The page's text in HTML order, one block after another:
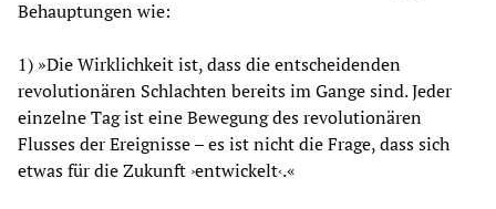
Behauptungen wie:
1) »Die Wirklichkeit ist, dass die entscheidenden
revolutionären Schlachten bereits im Gange sind. Jeder
einzelne Tag ist eine Bewegung des revolutionären
Flusses der Ereignisse – es ist nicht die Frage, dass sich
etwas für die Zukunft ›entwickelt‹.«